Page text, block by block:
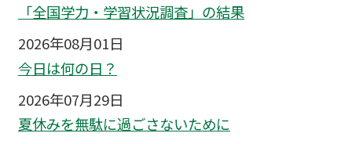
「全国学力・学習状況調査」の結果
2026年08月01日
今日は何の日？
2026年07月29日
夏休みを無駄に過ごさないために